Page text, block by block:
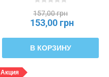
157,00 грн
153,00 грн
В КОРЗИНУ
Акция